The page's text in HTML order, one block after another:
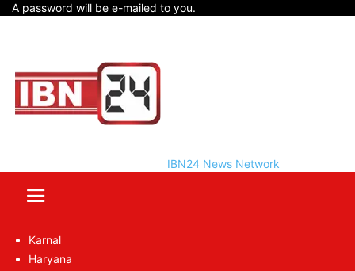
A password will be e-mailed to you.
IBN24 News Network
Karnal
Haryana